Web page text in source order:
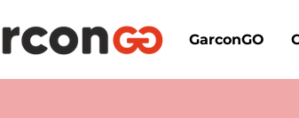
GarconGO